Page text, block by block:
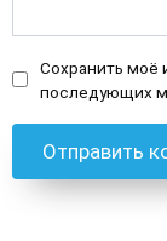
Сохранить моё
последующих